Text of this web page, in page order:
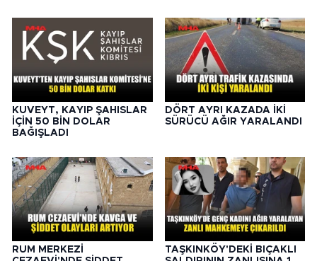
KUVEYT, KAYIP ŞAHISLAR
İÇİN 50 BİN DOLAR
BAĞIŞLADI
DÖRT AYRI KAZADA İKİ
SÜRÜCÜ AĞIR YARALANDI
RUM MERKEZİ
TAŞKINKÖY'DEKİ BIÇAKLI